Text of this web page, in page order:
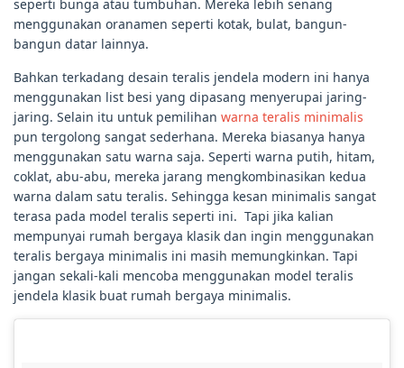
seperti bunga atau tumbuhan. Mereka lebih senang
menggunakan oranamen seperti kotak, bulat, bangun-
bangun datar lainnya.
Bahkan terkadang desain teralis jendela modern ini hanya
menggunakan list besi yang dipasang menyerupai jaring-
jaring. Selain itu untuk pemilihan warna teralis minimalis
pun tergolong sangat sederhana. Mereka biasanya hanya
menggunakan satu warna saja. Seperti warna putih, hitam,
coklat, abu-abu, mereka jarang mengkombinasikan kedua
warna dalam satu teralis. Sehingga kesan minimalis sangat
terasa pada model teralis seperti ini. Tapi jika kalian
mempunyai rumah bergaya klasik dan ingin menggunakan
teralis bergaya minimalis ini masih memungkinkan. Tapi
jangan sekali-kali mencoba menggunakan model teralis
jendela klasik buat rumah bergaya minimalis.